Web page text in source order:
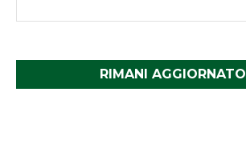
RIMANI AGGIORNATO